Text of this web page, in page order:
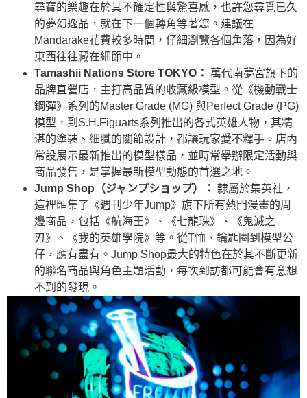
尋寶的樂趣在於其不確定性與驚喜感，也許您尋覓已久
的夢幻逸品，就在下一個轉角等著您。建議在
Mandarake花費較多時間，仔細瀏覽各個角落，因為好
東西往往藏在細節中。
Tamashii Nations Store TOKYO：
萬代南夢宮旗下的
品牌直營店，主打高品質的收藏級模型。從《機動戰士
鋼彈》系列的Master Grade (MG) 與Perfect Grade (PG)
模型，到S.H.Figuarts系列推出的各式英雄人物，其精
湛的塗裝、細膩的關節設計，都讓玩家愛不釋手。店內
常設展示最新推出的模型樣品，並時常舉辦限定活動與
商品發售，是掌握最新模型動態的首選之地。
Jump Shop（ジャンプショップ）： 隸屬於集英社，
這裡匯集了《週刊少年Jump》旗下所有熱門漫畫的周
邊商品，包括《航海王》、《七龍珠》、《鬼滅之
刃》、《我的英雄學院》等。從T恤、鑰匙圈到模型公
仔，應有盡有。Jump Shop最大的特色在於其不斷更新
的聯名商品與角色主題活動，每次到訪都可能會有意想
不到的發現。